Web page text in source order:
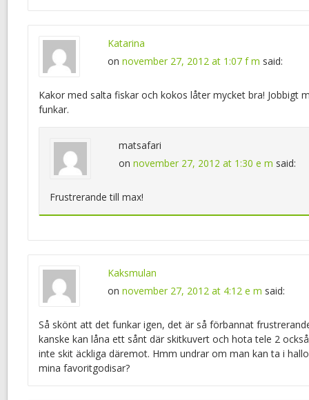
Katarina
on november 27, 2012 at 1:07 f m said:
Kakor med salta fiskar och kokos låter mycket bra! Jobbigt
funkar.
matsafari
on november 27, 2012 at 1:30 e m said:
Frustrerande till max!
Kaksmulan
on november 27, 2012 at 4:12 e m said:
Så skönt att det funkar igen, det är så förbannat
kanske kan låna ett sånt där skitkuvert och hota tele 2
inte skit äckliga däremot. Hmm undrar om man kan ta i
mina favoritgodisar?